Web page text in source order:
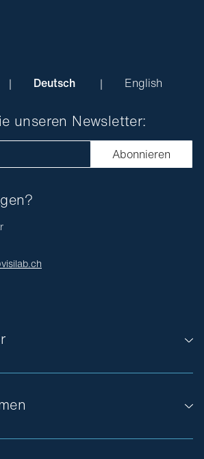
Deutsch English
unseren Newsletter:
Abonnieren